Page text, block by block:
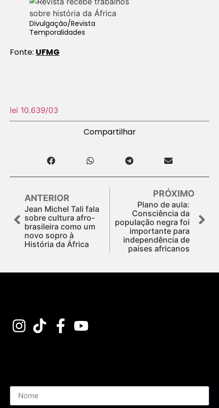
Divulgação/Revista
Temporalidades
Fonte: UFMG
lei 10.639/03
Compartilhar
ANTERIOR
Jean Michel Tali fala
sobre cultura afro-
brasileira como um
novo sopro à
História da África
PRÓXIMO
Plano de aula:
Consciência da
população negra foi
importante para
independência de
países africanos